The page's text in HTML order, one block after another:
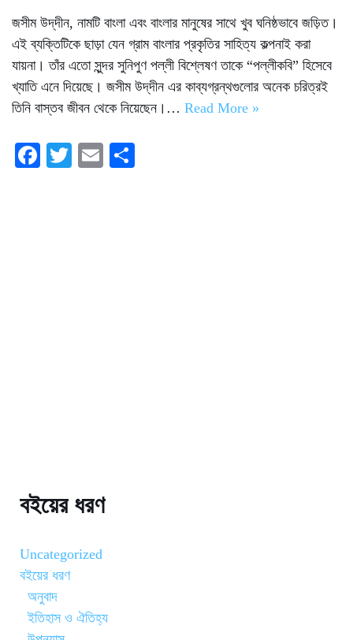
জসীম উদ্‌দীন, নামটি বাংলা এবং বাংলার মানুষের সাথে খুব ঘনিষ্ঠভাবে জড়িত।
এই ব্যক্তিটিকে ছাড়া যেন গ্রাম বাংলার প্রকৃতির সাহিত্য কল্পনাই করা
যায়না। তাঁর এতো সুন্দর সুনিপুণ পল্লী বিশ্লেষণ তাকে “পল্লীকবি” হিসেবে
খ্যাতি এনে দিয়েছে। জসীম উদ্‌দীন এর কাব্যগ্রন্থগুলোর অনেক চরিত্রই
তিনি বাস্তব জীবন থেকে নিয়েছেন।… Read More »
Fa T
E
বইয়ের ধরণ
Uncategorized
বইয়ের ধরণ
অনুবাদ
ইতিহাস ও ঐতিহ্য